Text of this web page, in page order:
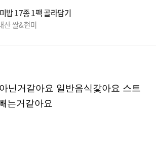
밥 17종 1팩 골라담기
산 쌀&현미
닌거같아요 일반음식갗아요 스트
는거같아요